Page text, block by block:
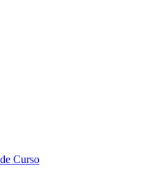
Curso